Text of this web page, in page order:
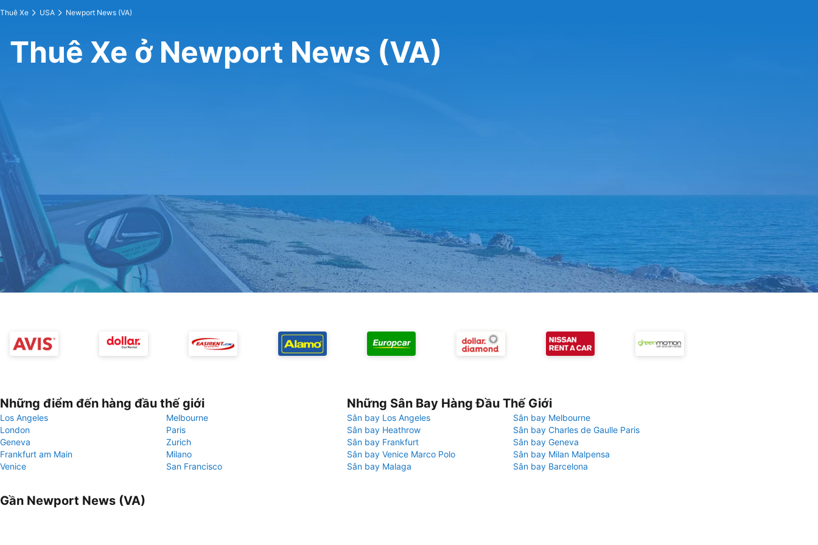
Thuê Xe USA Newport News (VA)
Thuê Xe ở Newport News (VA)
Những điểm đến hàng đầu thế giới
Los Angeles
Melbourne
London
Paris
Geneva
Zurich
Frankfurt am Main
Milano
Venice
San Francisco
Những Sân Bay Hàng Đầu Thế Giới
Sân bay Los Angeles
Sân bay Melbourne
Sân bay Heathrow
Sân bay Charles de Gaulle Paris
Sân bay Frankfurt
Sân bay Geneva
Sân bay Venice Marco Polo
Sân bay Milan Malpensa
Sân bay Malaga
Sân bay Barcelona
Gần Newport News (VA)